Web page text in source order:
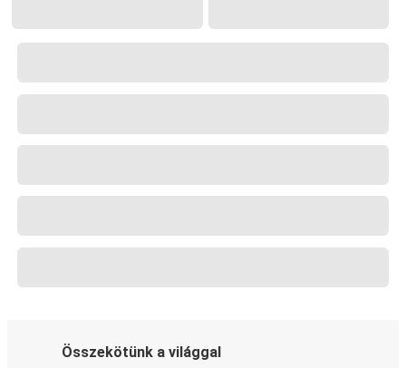
Összekötünk a világgal